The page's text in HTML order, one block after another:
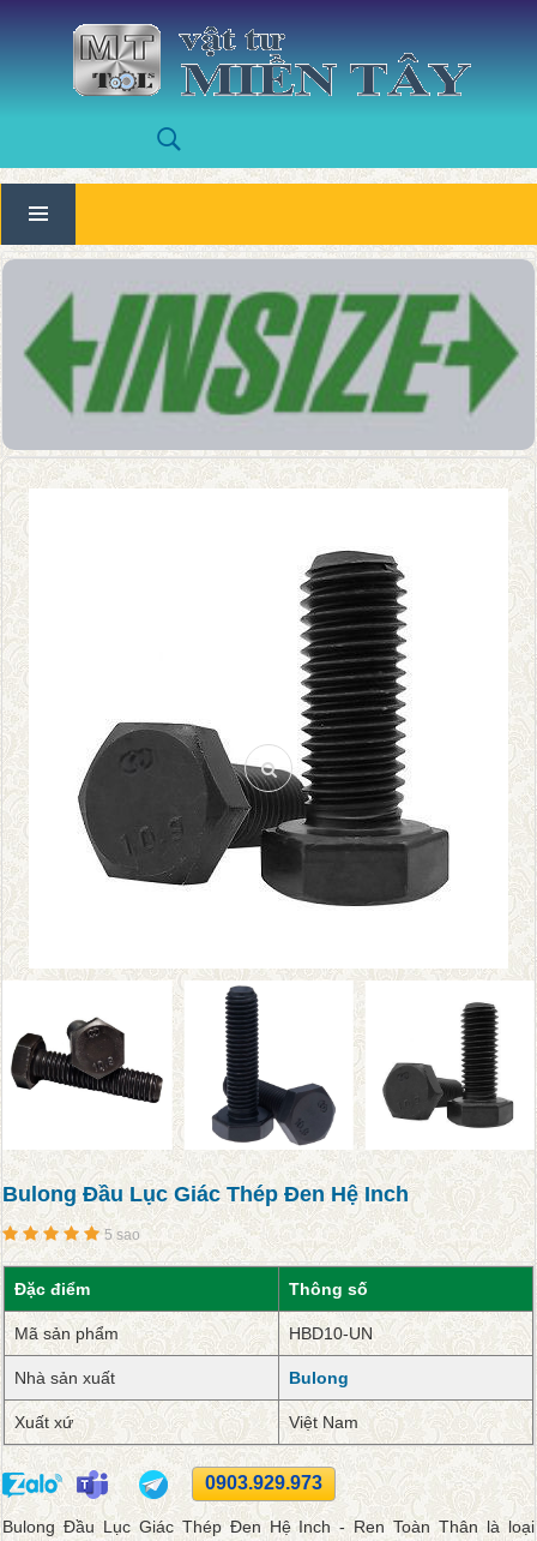
Bulong Đầu Lục Giác Thép Đen Hệ Inch
5 sao
Đặc điểm Thông số
Mã sản phẩm HBD10-UN
Nhà sản xuất Bulong
Xuất xứ Việt Nam
0903.929.973
Bulong Đầu Lục Giác Thép Đen Hệ Inch - Ren Toàn Thân là loại